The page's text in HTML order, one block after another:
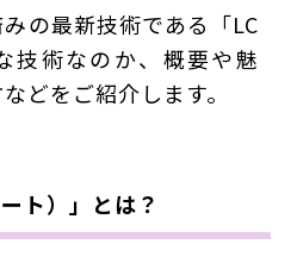
の最新技術である「LC
技術なのか、概要や魅
どをご紹介します。
ト）」とは？